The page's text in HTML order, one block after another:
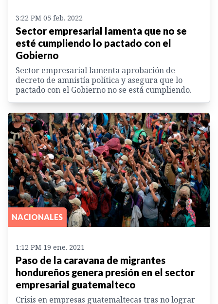
3:22 PM 05 feb. 2022
Sector empresarial lamenta que no se
esté cumpliendo lo pactado con el
Gobierno
Sector empresarial lamenta aprobación de
decreto de amnistía política y asegura que lo
pactado con el Gobierno no se está cumpliendo.
NACIONALES
1:12 PM 19 ene. 2021
Paso de la caravana de migrantes
hondureños genera presión en el sector
empresarial guatemalteco
Crisis en empresas guatemaltecas tras no lograr